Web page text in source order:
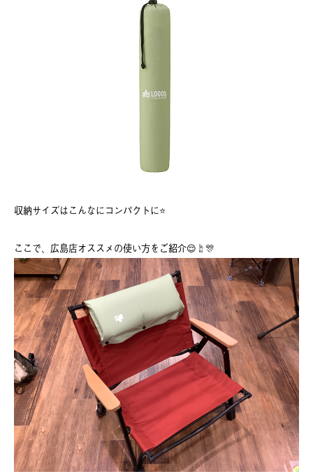
収納サイズはこんなにコンパクトに⭐️
ここで、広島店オススメの使い方をご紹介😌☝️🎊